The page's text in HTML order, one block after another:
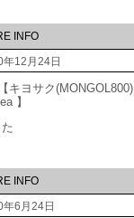
INFO
年12月24日
キヨサク(MONGOL800)
】
INFO
年6月24日